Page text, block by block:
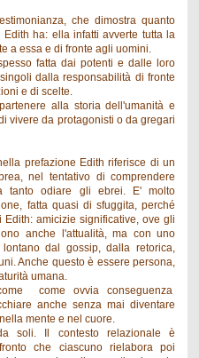
che dimostra quanto
ha: ella infatti avverte tutta la
a essa e di fronte agli uomini.
fatta dai potenti e dalle loro
dalla responsabilità di fronte
e di scelte.
alla storia dell'umanità e
vivere da protagonisti o da gregari
prefazione Edith riferisce di un
nel tentativo di comprendere
tanto odiare gli ebrei. E' molto
fatta quasi di sfuggita, perché
amicizie significative, ove gli
anche l'attualità, ma con uno
dal gossip, dalla retorica,
Anche questo è essere persona,
umana.
come ovvia conseguenza
anche senza mai diventare
mente e nel cuore.
soli. Il contesto relazionale è
che ciascuno rielabora poi